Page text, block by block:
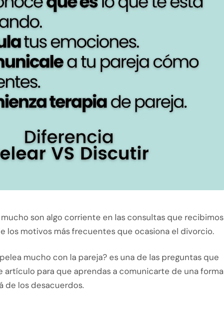
son algo corriente en las consultas que recibimos
los motivos más frecuentes que ocasiona el divorcio.
mucho con la pareja? es una de las preguntas que
artículo para que aprendas a comunicarte de una forma
de los desacuerdos.